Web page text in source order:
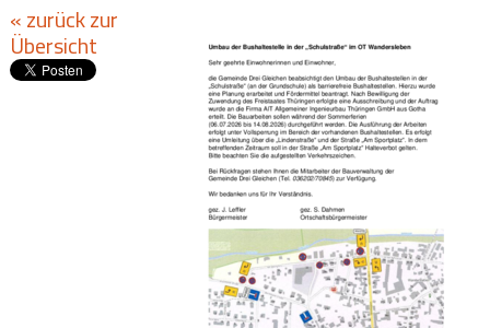
« zurück zur
Übersicht